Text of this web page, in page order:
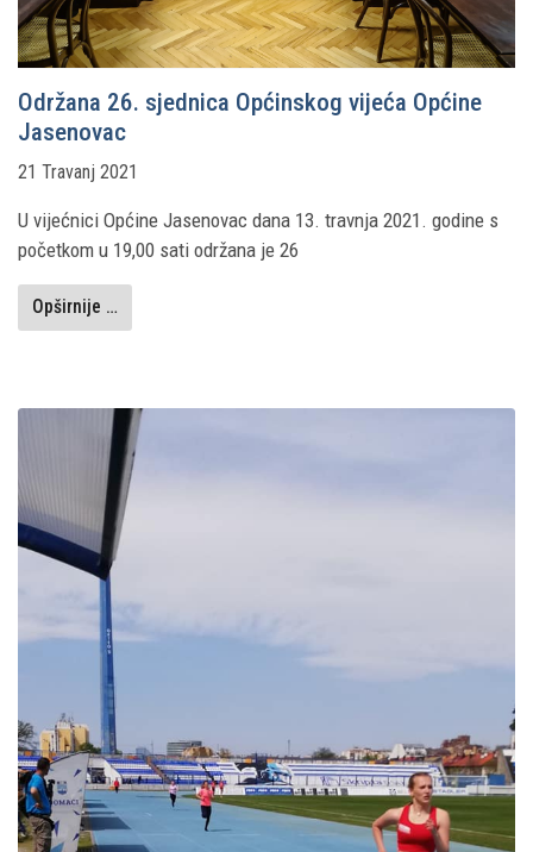
Održana 26. sjednica Općinskog vijeća Općine
Jasenovac
21 Travanj 2021
U vijećnici Općine Jasenovac dana 13. travnja 2021. godine s
početkom u 19,00 sati održana je 26
Opširnije …